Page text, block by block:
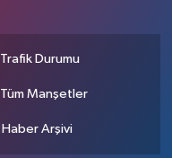
Trafik Durumu
Tüm Manşetler
Haber Arşivi